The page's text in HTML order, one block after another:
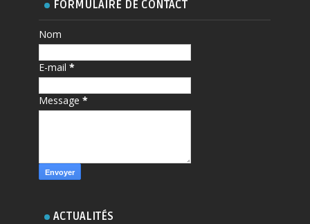
FORMULAIRE DE CONTACT
Nom
E-mail*
Message*
ACTUALITÉS